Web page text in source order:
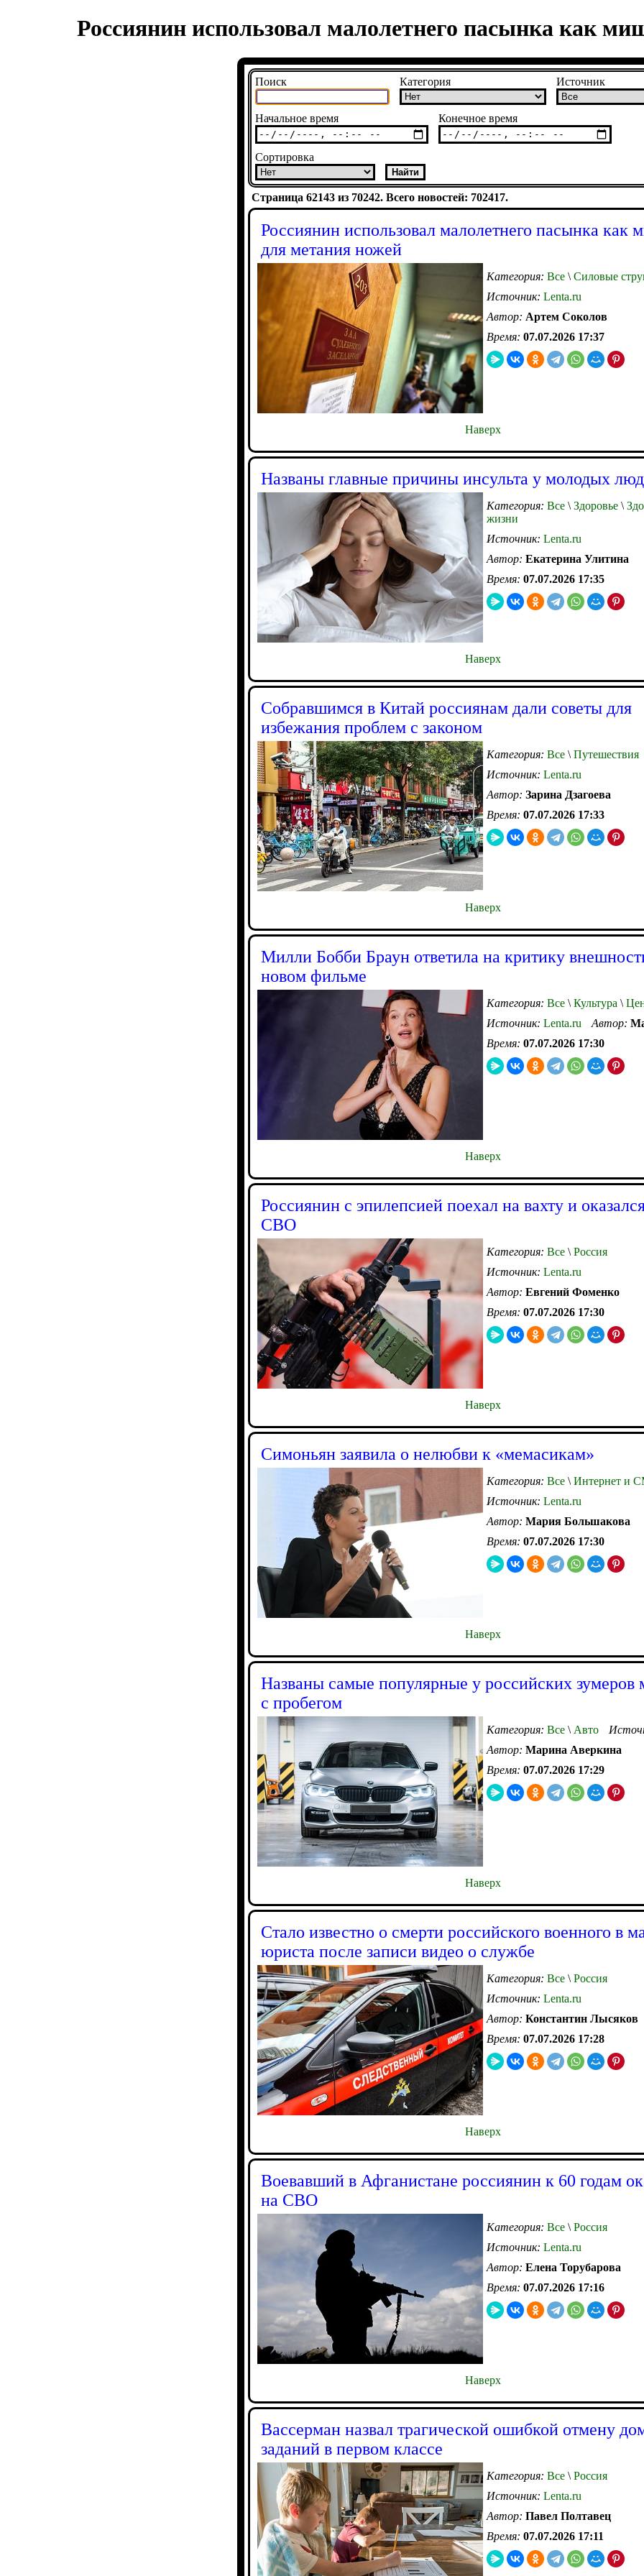
Россиянин использовал малолетнего пасынка как
Поиск Категория Источник
Начальное время Конечное время
Сортировка
Страница 62143 из 70242. Всего новостей: 702417.
Россиянин использовал малолетнего пасынка как
для метания ножей
Категория: Все \ Силовые
Источник: Lenta.ru
Автор: Артем Соколов
Время: 07.07.2026 17:37
Наверх
Названы главные причины инсульта у молодых
Категория: Все \ Здоровье \
жизни
Источник: Lenta.ru
Автор: Екатерина Улитина
Время: 07.07.2026 17:35
Наверх
Собравшимся в Китай россиянам дали советы для
избежания проблем с законом
Категория: Все \ Путешествия
Источник: Lenta.ru
Автор: Зарина Дзагоева
Время: 07.07.2026 17:33
Наверх
Милли Бобби Браун ответила на критику
новом фильме
Категория: Все \ Культура \
Источник: Lenta.ru Автор:
Время: 07.07.2026 17:30
Наверх
Россиянин с эпилепсией поехал на вахту и
СВО
Категория: Все \ Россия
Источник: Lenta.ru
Автор: Евгений Фоменко
Время: 07.07.2026 17:30
Наверх
Симоньян заявила о нелюбви к «мемасикам»
Категория: Все \ Интернет и
Источник: Lenta.ru
Автор: Мария Большакова
Время: 07.07.2026 17:30
Наверх
Названы самые популярные у российских
с пробегом
Категория: Все \ Авто
Автор: Марина Аверкина
Время: 07.07.2026 17:29
Наверх
Стало известно о смерти российского военного в
юриста после записи видео о службе
Категория: Все \ Россия
Источник: Lenta.ru
Автор: Константин Лысяков
Время: 07.07.2026 17:28
Наверх
Воевавший в Афганистане россиянин к 60 годам
на СВО
Категория: Все \ Россия
Источник: Lenta.ru
Автор: Елена Торубарова
Время: 07.07.2026 17:16
Наверх
Вассерман назвал трагической ошибкой отмену
заданий в первом классе
Категория: Все \ Россия
Источник: Lenta.ru
Автор: Павел Полтавец
Время: 07.07.2026 17:11